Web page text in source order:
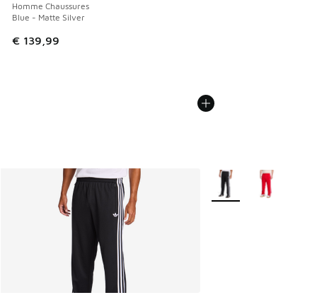
Homme Chaussures
Blue - Matte Silver
€ 139,99
Plus de couleurs